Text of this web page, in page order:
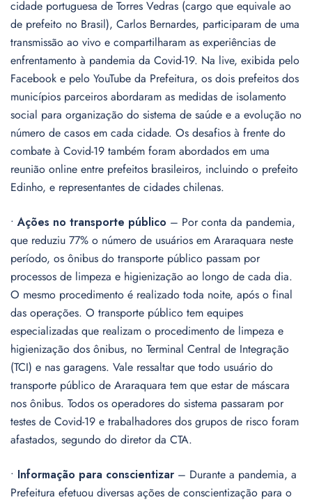
cidade portuguesa de Torres Vedras (cargo que equivale ao
de prefeito no Brasil), Carlos Bernardes, participaram de uma
transmissão ao vivo e compartilharam as experiências de
enfrentamento à pandemia da Covid-19. Na live, exibida pelo
Facebook e pelo YouTube da Prefeitura, os dois prefeitos dos
municípios parceiros abordaram as medidas de isolamento
social para organização do sistema de saúde e a evolução no
número de casos em cada cidade. Os desafios à frente do
combate à Covid-19 também foram abordados em uma
reunião online entre prefeitos brasileiros, incluindo o prefeito
Edinho, e representantes de cidades chilenas.
•Ações no transporte público – Por conta da pandemia,
que reduziu 77% o número de usuários em Araraquara neste
período, os ônibus do transporte público passam por
processos de limpeza e higienização ao longo de cada dia.
O mesmo procedimento é realizado toda noite, após o final
das operações. O transporte público tem equipes
especializadas que realizam o procedimento de limpeza e
higienização dos ônibus, no Terminal Central de Integração
(TCI) e nas garagens. Vale ressaltar que todo usuário do
transporte público de Araraquara tem que estar de máscara
nos ônibus. Todos os operadores do sistema passaram por
testes de Covid-19 e trabalhadores dos grupos de risco foram
afastados, segundo do diretor da CTA.
• Informação para conscientizar – Durante a pandemia, a
Prefeitura efetuou diversas ações de conscientização para o